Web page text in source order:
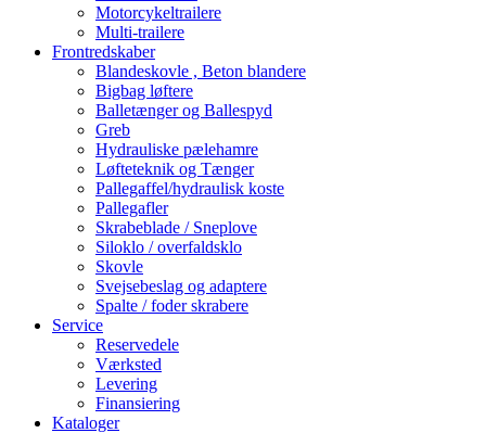
Motorcykeltrailere
Multi-trailere
Frontredskaber
Blandeskovle , Beton blandere
Bigbag løftere
Balletænger og Ballespyd
Greb
Hydrauliske pælehamre
Løfteteknik og Tænger
Pallegaffel/hydraulisk koste
Pallegafler
Skrabeblade / Sneplove
Siloklo / overfaldsklo
Skovle
Svejsebeslag og adaptere
Spalte / foder skrabere
Service
Reservedele
Værksted
Levering
Finansiering
Kataloger